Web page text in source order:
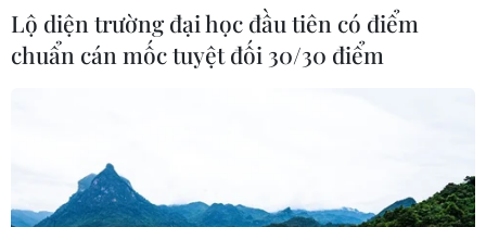
Lộ diện trường đại học đầu tiên có điểm
chuẩn cán mốc tuyệt đối 30/30 điểm